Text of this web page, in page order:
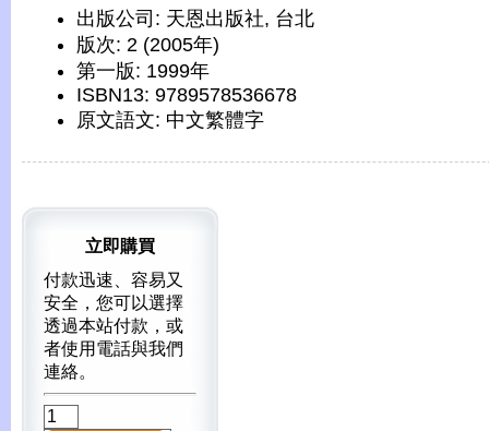
出版公司: 天恩出版社, 台北
版次: 2 (2005年)
第一版: 1999年
ISBN13: 9789578536678
原文語文: 中文繁體字
立即購買
付款迅速、容易又
安全，您可以選擇
透過本站付款，或
者使用電話與我們
連絡。